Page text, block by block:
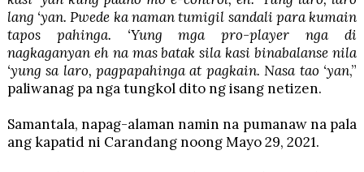
lang ‘yan. Pwede ka naman tumigil sandali para kumain
tapos pahinga. ‘Yung mga pro-player nga di
nagkaganyan eh na mas batak sila kasi binabalanse nila
‘yung sa laro, pagpapahinga at pagkain. Nasa tao ‘yan,”
paliwanag pa nga tungkol dito ng isang netizen.
Samantala, napag-alaman namin na pumanaw na pala
ang kapatid ni Carandang noong Mayo 29, 2021.